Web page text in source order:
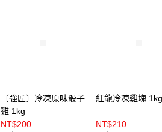
〔強匠〕冷凍原味骰子
雞 1kg
NT$200
紅龍冷凍雞塊 1kg
NT$210